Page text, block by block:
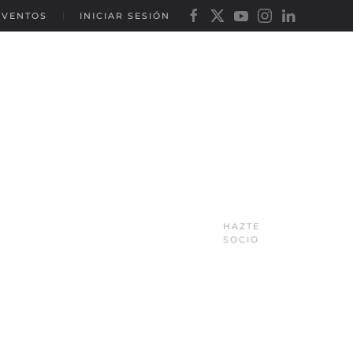
INICIAR SESIÓN
HAZTE
SOCIO